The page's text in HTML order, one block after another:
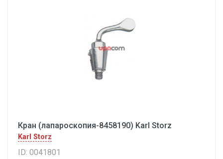
Кран (лапароскопия-8458190) Karl Storz
Karl Storz
ID: 0041801